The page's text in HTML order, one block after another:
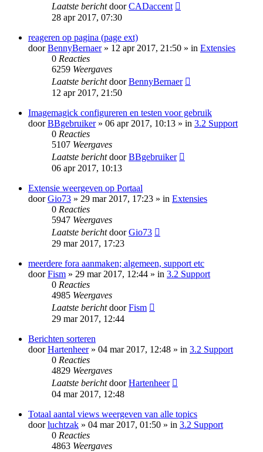
Laatste berichtdoorCADaccent
28 apr 2017, 07:30
reageren op pagina (page ext)
doorBennyBernaer» 12 apr 2017, 21:50 » in Extensies
0 Reacties
6259 Weergaves
Laatste berichtdoorBennyBernaer
12 apr 2017, 21:50
Imagemagick configureren en testen voor gebruik
doorBBgebruiker» 06 apr 2017, 10:13 » in 3.2 Support
0 Reacties
5107 Weergaves
Laatste berichtdoorBBgebruiker
06 apr 2017, 10:13
Extensie weergeven op Portaal
doorGio73 » 29 mar 2017, 17:23 » in Extensies
0 Reacties
5947 Weergaves
Laatste berichtdoorGio73
29 mar 2017, 17:23
meerdere fora aanmaken; algemeen, support etc
doorFism » 29 mar 2017, 12:44 » in 3.2 Support
0 Reacties
4985 Weergaves
Laatste berichtdoorFism
29 mar 2017, 12:44
Berichten sorteren
doorHartenheer» 04 mar 2017, 12:48 » in 3.2 Support
0 Reacties
4829 Weergaves
Laatste berichtdoorHartenheer
04 mar 2017, 12:48
Totaal aantal views weergeven van alle topics
doorluchtzak » 04 mar 2017, 01:50 » in 3.2 Support
0 Reacties
4863 Weergaves